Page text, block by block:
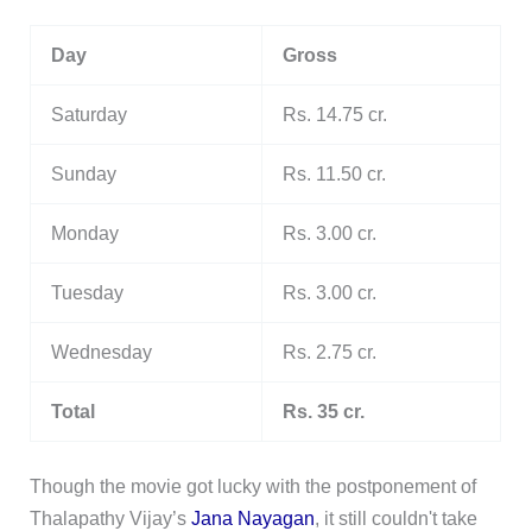
Day Gross
Saturday Rs. 14.75 cr.
Sunday Rs. 11.50 cr.
Monday Rs. 3.00 cr.
Tuesday Rs. 3.00 cr.
Wednesday Rs. 2.75 cr.
Total Rs. 35 cr.
Though the movie got lucky with the postponement of
Thalapathy Vijay’s Jana Nayagan, it still couldn't take